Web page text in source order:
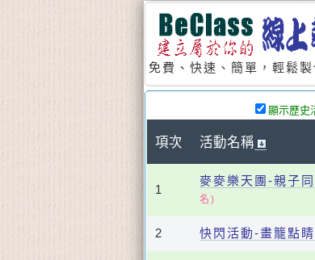
免費、快速、簡單，輕鬆
顯示歷史
項次 活動名稱
1
麥麥樂天團-親子
名)
2 快閃活動-畫籠點睛